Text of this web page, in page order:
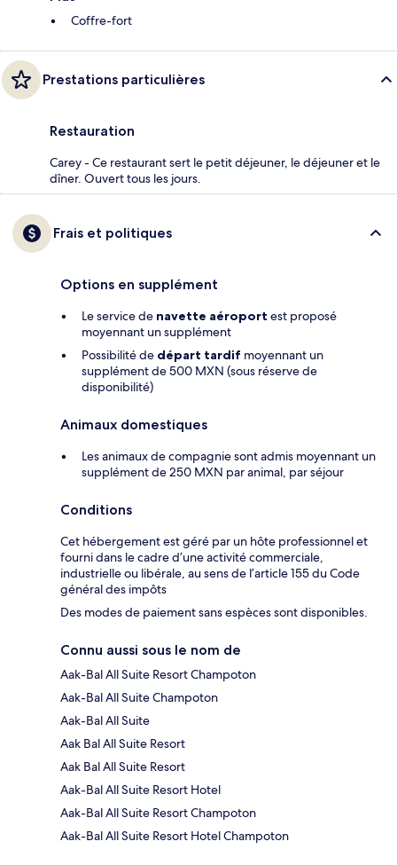
Coffre-fort
Prestations particulières
Restauration
Carey - Ce restaurant sert le petit déjeuner, le déjeuner et le
dîner. Ouvert tous les jours.
Frais et politiques
Options en supplément
Le service de navette aéroport est proposé
moyennant un supplément
Possibilité de départ tardif moyennant un
supplément de 500 MXN (sous réserve de
disponibilité)
Animaux domestiques
Les animaux de compagnie sont admis moyennant un
supplément de 250 MXN par animal, par séjour
Conditions
Cet hébergement est géré par un hôte professionnel et
fourni dans le cadre d’une activité commerciale,
industrielle ou libérale, au sens de l’article 155 du Code
général des impôts
Des modes de paiement sans espèces sont disponibles.
Connu aussi sous le nom de
Aak-Bal All Suite Resort Champoton
Aak-Bal All Suite Champoton
Aak-Bal All Suite
Aak Bal All Suite Resort
Aak Bal All Suite Resort
Aak-Bal All Suite Resort Hotel
Aak-Bal All Suite Resort Champoton
Aak-Bal All Suite Resort Hotel Champoton